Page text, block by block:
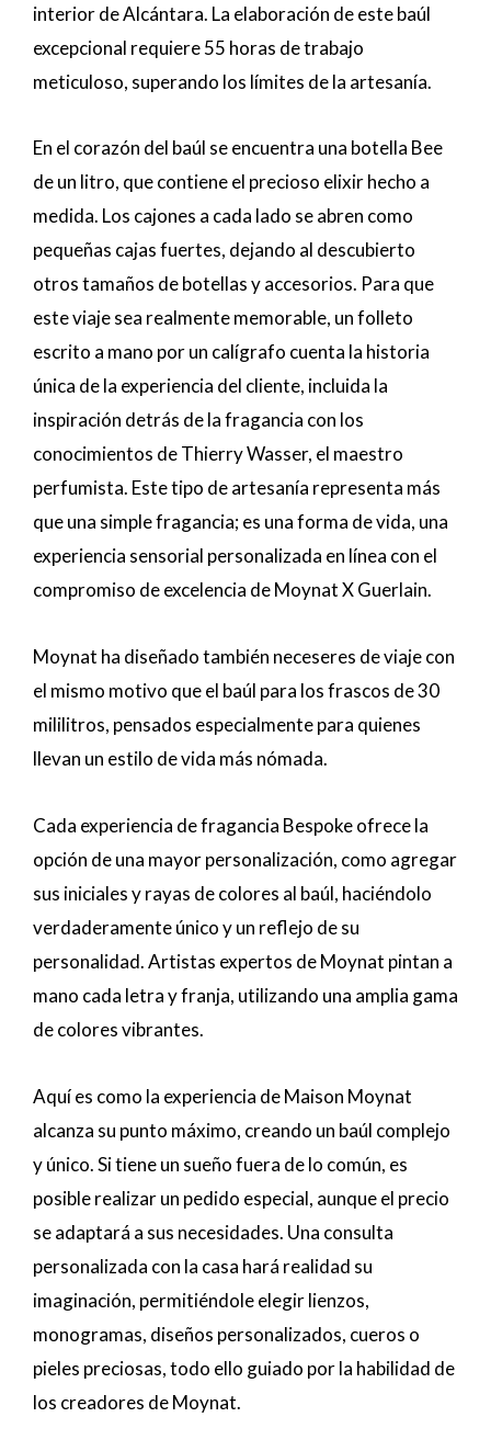
interior de Alcántara. La elaboración de este baúl
excepcional requiere 55 horas de trabajo
meticuloso, superando los límites de la artesanía.
En el corazón del baúl se encuentra una botella Bee
de un litro, que contiene el precioso elixir hecho a
medida. Los cajones a cada lado se abren como
pequeñas cajas fuertes, dejando al descubierto
otros tamaños de botellas y accesorios. Para que
este viaje sea realmente memorable, un folleto
escrito a mano por un calígrafo cuenta la historia
única de la experiencia del cliente, incluida la
inspiración detrás de la fragancia con los
conocimientos de Thierry Wasser, el maestro
perfumista. Este tipo de artesanía representa más
que una simple fragancia; es una forma de vida, una
experiencia sensorial personalizada en línea con el
compromiso de excelencia de Moynat X Guerlain.
Moynat ha diseñado también neceseres de viaje con
el mismo motivo que el baúl para los frascos de 30
mililitros, pensados especialmente para quienes
llevan un estilo de vida más nómada.
Cada experiencia de fragancia Bespoke ofrece la
opción de una mayor personalización, como agregar
sus iniciales y rayas de colores al baúl, haciéndolo
verdaderamente único y un reflejo de su
personalidad. Artistas expertos de Moynat pintan a
mano cada letra y franja, utilizando una amplia gama
de colores vibrantes.
Aquí es como la experiencia de Maison Moynat
alcanza su punto máximo, creando un baúl complejo
y único. Si tiene un sueño fuera de lo común, es
posible realizar un pedido especial, aunque el precio
se adaptará a sus necesidades. Una consulta
personalizada con la casa hará realidad su
imaginación, permitiéndole elegir lienzos,
monogramas, diseños personalizados, cueros o
pieles preciosas, todo ello guiado por la habilidad de
los creadores de Moynat.